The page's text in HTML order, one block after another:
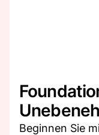
Beginnen Sie